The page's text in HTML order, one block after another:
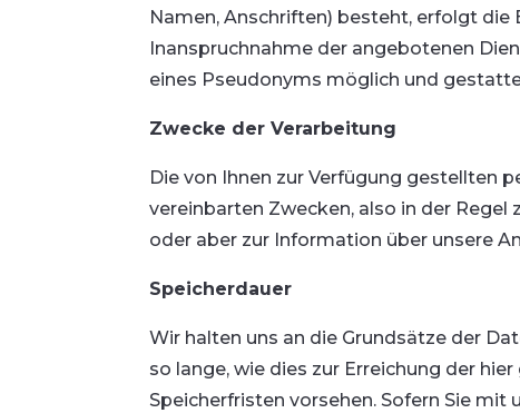
Namen, Anschriften) besteht, erfolgt die
Inanspruchnahme der angebotenen
eines Pseudonyms möglich und
Zwecke der Verarbeitung
Die von Ihnen zur Verfügung gestellten
vereinbarten Zwecken, also in der
oder aber zur Information über unsere
Speicherdauer
Wir halten uns an die Grundsätze der
so lange, wie dies zur Erreichung der
Speicherfristen vorsehen. Sofern Sie mit